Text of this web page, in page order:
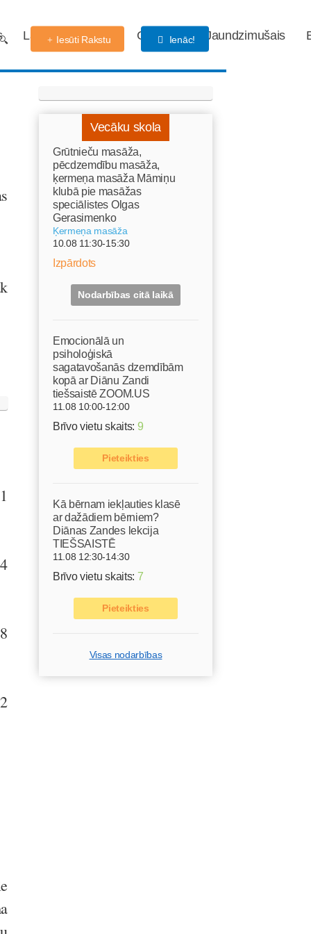
Labdarības fonds Gaidības Jaundzimušais
Iesūti Rakstu Ienāc!
Vecāku skola
Grūtnieču masāža,
pēcdzemdību masāža,
ķermeņa masāža Māmiņu
klubā pie masāžas
speciālistes Olgas
Gerasimenko
Ķermeņa masāža
10.08 11:30-15:30
Izpārdots
Nodarbības citā laikā
Emocionālā un
psiholoģiskā
sagatavošanās dzemdībām
kopā ar Diānu Zandi
tiešsaistē ZOOM.US
11.08 10:00-12:00
Brīvo vietu skaits: 9
Pieteikties
Kā bērnam iekļauties klasē
ar dažādiem bērniem?
Diānas Zandes lekcija
TIEŠSAISTĒ
11.08 12:30-14:30
Brīvo vietu skaits: 7
Pieteikties
Visas nodarbības